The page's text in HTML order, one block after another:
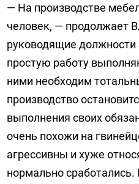
— На производстве
человек, — продолжает
руководящие
простую работу
ними необходим
производство
выполнения своих
очень похожи на
агрессивны и хуже
нормально